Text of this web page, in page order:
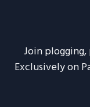
Join
Exclusively on